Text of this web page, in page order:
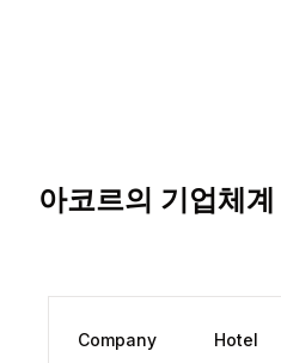
아코르의 기업체계
Company Hotel